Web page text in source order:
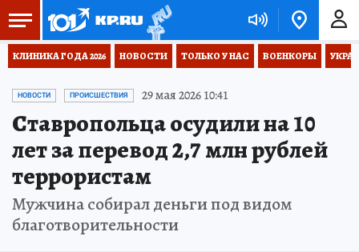
КЛИНИКА ГОДА 2026 НОВОСТИ ТОЛЬКО У НАС ВОЕНКОРЫ
НОВОСТИ ПРОИСШЕСТВИЯ 29 мая 2026 10:41
Ставропольца осудили на 10
лет за перевод 2,7 млн рублей
террористам
Мужчина собирал деньги под видом
благотворительности